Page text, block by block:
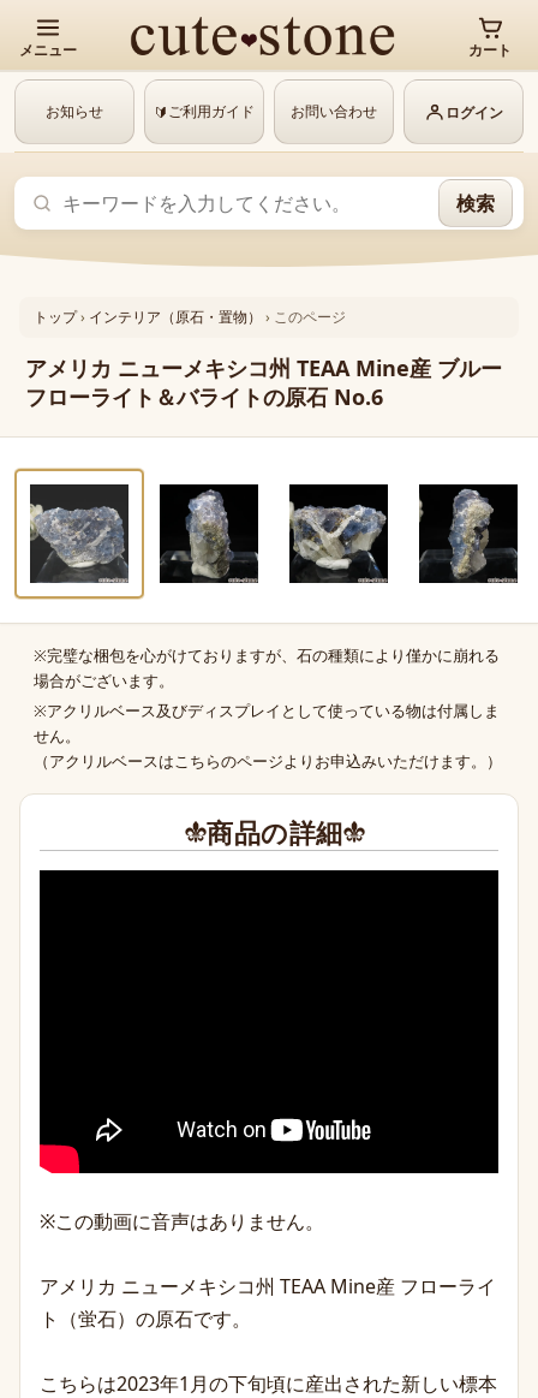
メニュー カート
お知らせ 🔰ご利用ガイド お問い合わせ ログイン
検索
トップ› インテリア（原石・置物） › このページ
アメリカ ニューメキシコ州 TEAA Mine産 ブルー
フローライト＆バライトの原石 No.6
‹
1 / 8
動画あり
商品の補足
※完璧な梱包を心がけておりますが、石の種類により僅かに崩れる
場合がございます。
※アクリルベース及びディスプレイとして使っている物は付属しま
せん。
（アクリルベースはこちらのページより お申込みいただけます。）
商品の詳細
※この動画に音声はありません。
アメリカ ニューメキシコ州 TEAA Mine産 フローライ
ト（蛍石）の原石です。
こちらは2023年1月の下旬頃に産出された新しい標本